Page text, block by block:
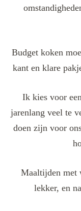
Budget koken
kant en klare
Ik kies voor
jarenlang veel te
doen zijn voor
Maaltijden met
lekker, en